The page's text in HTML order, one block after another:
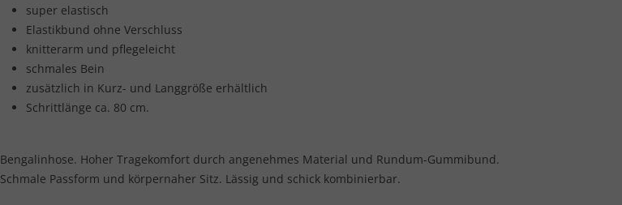
super elastisch
Elastikbund ohne Verschluss
knitterarm und pflegeleicht
schmales Bein
zusätzlich in Kurz- und Langgröße erhältlich
Schrittlänge ca. 80 cm.
Bengalinhose. Hoher Tragekomfort durch angenehmes Material und Rundum-Gummibund.
Schmale Passform und körpernaher Sitz. Lässig und schick kombinierbar.